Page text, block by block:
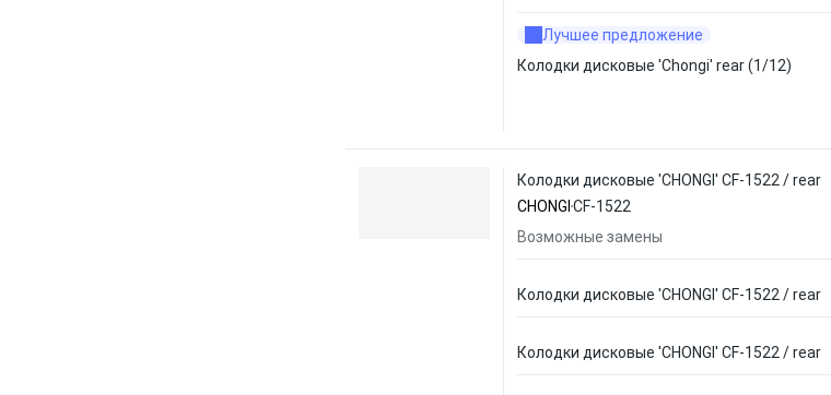
Лучшее предложение
Колодки дисковые 'Chongi' rear (1/12)
Колодки дисковые 'CHONGI' CF-1522 / rear
CHONGI CF-1522
Возможные замены
Колодки дисковые 'CHONGI' CF-1522 / rear
Колодки дисковые 'CHONGI' CF-1522 / rear